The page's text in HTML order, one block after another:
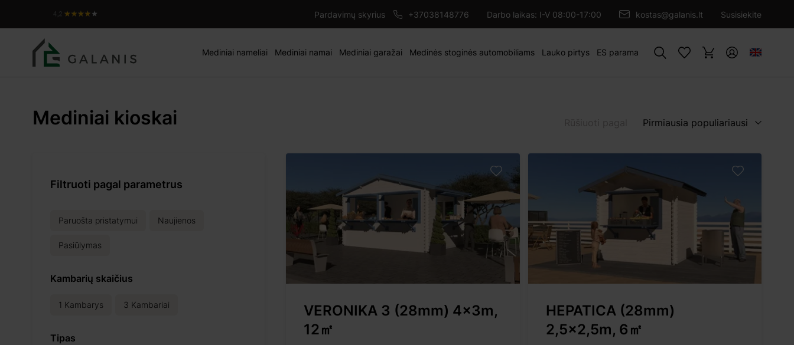
Pardavimų skyrius +37038148776 Darbo laikas: I-V 08:00-17:00 kostas@galanis.lt
Susisiekite
Paieška
Mediniai nameliai Mediniai namai Mediniai garažai Medinės stoginės automobiliams Lauko pirtys ES parama
Mediniai kioskai Pirmiausia populiariausi
Filtruoti pagal parametrus
Paruošta pristatymui Naujienos
Pasiūlymas
Kambarių skaičius
1 Kambarys 3 Kambariai
Tipas
VERONIKA 3 (28mm) 4x3m,
12㎡
HEPATICA (28mm)
2,5×2,5m, 6㎡